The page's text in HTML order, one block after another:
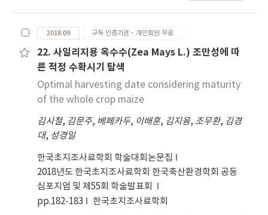
determined to be possible using longitude,
latitude, and altitude. In this study, it is
possible to estimate the daily mean
the country, but in order to improve the
accuracy of daily mean temperature, climatic
data needs to applied to each city and
province.
의 전류-압력 선도, PID 제어기, 펄스폭변조 신호 발
생기와 밸브 모델로 구성하였다. 전류 제어 모델에 사
용된 데이터는 시험을 통하여 도출된 값과 대상 트랙
터에 적용된 값을 사용하였다. 전류 제어 모델 검증을
위해 계단 입력 신호에 대하여 전류 특성 시험을 수행
하였고, 실제 전류 시험 결과와 시뮬레이션 결과를 비
교하였다. 시험 결과와 시뮬레이션 결과에 대한 전류
특성을 비교해 보면, 상승 시간 오차는 0.0074초, 첨
두치 시간의 오차는 0.0065초, 오버슈트 오차는
0.06%로 나타났다. 따라서 개발된 비례 제어 밸브의
전류 제어 모델은 실제 제어기의 전류 제어 특성을 제
대로 반영할 수 있으며, 추후 변속 충격 모사를 위한
트랙터 시뮬레이션 모델에서 비례 제어 밸브의 전류
2018.09 구독 인증기관·개인회원 무료
22. 사일리지용 옥수수(Zea Mays L.) 조만성에 따
른 적정 수확시기 탐색
Optimal harvesting date considering maturity
of the whole crop maize
김시철, 김문주, 베페카두, 이배훈, 김지융, 조무환, 김경
대, 성경일
한국초지조사료학회 학술대회논문집
2018년도 한국초지조사료학회 한국축산환경학회 공동
심포지엄 및 제55회 학술발표회
pp.182-183
한국초지조사료학회